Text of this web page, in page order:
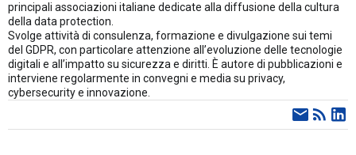
principali associazioni italiane dedicate alla diffusione della cultura
della data protection.
Svolge attività di consulenza, formazione e divulgazione sui temi
del GDPR, con particolare attenzione all’evoluzione delle tecnologie
digitali e all’impatto su sicurezza e diritti. È autore di pubblicazioni e
interviene regolarmente in convegni e media su privacy,
cybersecurity e innovazione.